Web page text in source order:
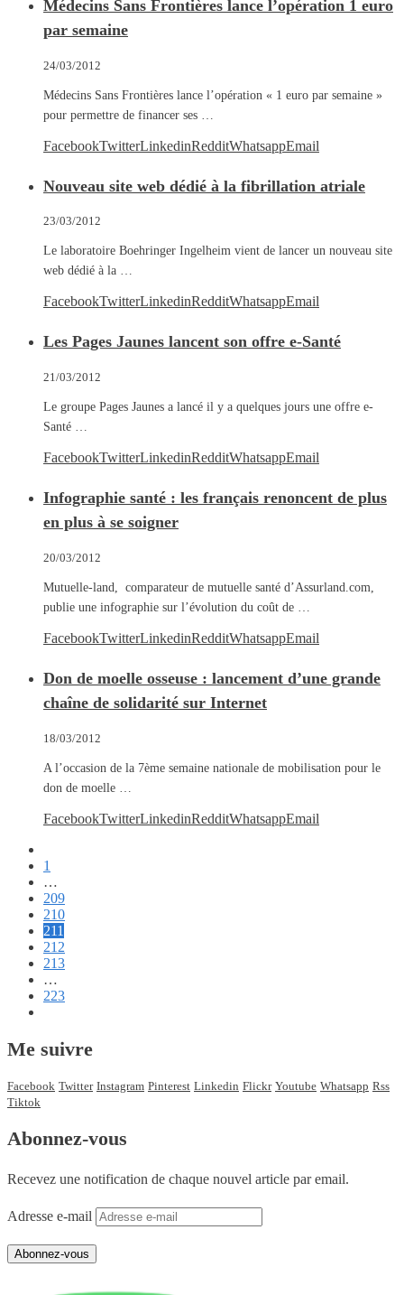
Médecins Sans Frontières lance l’opération 1 euro
par semaine
24/03/2012
Médecins Sans Frontières lance l’opération « 1 euro par semaine »
pour permettre de financer ses …
FacebookTwitterLinkedinRedditWhatsappEmail
Nouveau site web dédié à la fibrillation atriale
23/03/2012
Le laboratoire Boehringer Ingelheim vient de lancer un nouveau site
web dédié à la …
FacebookTwitterLinkedinRedditWhatsappEmail
Les Pages Jaunes lancent son offre e-Santé
21/03/2012
Le groupe Pages Jaunes a lancé il y a quelques jours une offre e-
Santé …
FacebookTwitterLinkedinRedditWhatsappEmail
Infographie santé : les français renoncent de plus
en plus à se soigner
20/03/2012
Mutuelle-land, comparateur de mutuelle santé d’Assurland.com,
publie une infographie sur l’évolution du coût de …
FacebookTwitterLinkedinRedditWhatsappEmail
Don de moelle osseuse : lancement d’une grande
chaîne de solidarité sur Internet
18/03/2012
A l’occasion de la 7ème semaine nationale de mobilisation pour le
don de moelle …
FacebookTwitterLinkedinRedditWhatsappEmail
1
…
209
210
211
212
213
…
223
Me suivre
Facebook Twitter Instagram Pinterest Linkedin Flickr Youtube Whatsapp Rss
Tiktok
Abonnez-vous
Recevez une notification de chaque nouvel article par email.
Adresse e-mail
Abonnez-vous